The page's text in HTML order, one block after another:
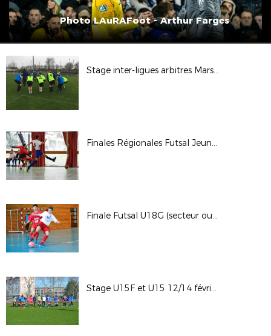
Photo LAuRAFoot - Arthur Farges
Stage inter-ligues arbitres Mars 2018
Finales Régionales Futsal Jeunes (secteur Est)
Finale Futsal U18G (secteur ouest)
Stage U15F et U15 12/14 février 2018